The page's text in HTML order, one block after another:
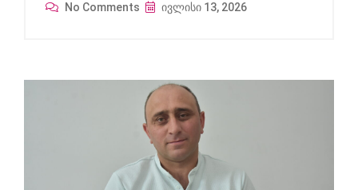
No Comments ივლისი 13, 2026